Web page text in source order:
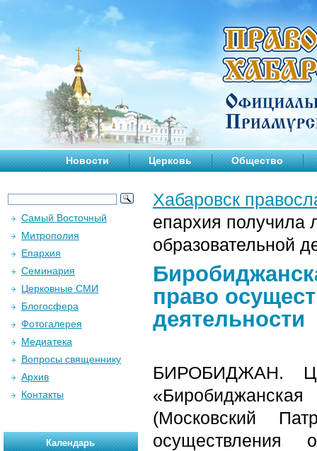
Новости Церковь Общество
Хабаровск
епархия получила
образовательной
право
деятельности
БИРОБИДЖАН.
(Московский
осуществления
Самый Восточный
Митрополия
Епархия
Семинария
Церковные СМИ
Блогосфера
Фотогалерея
Медиатека
Вопросы священнику
Архив
Контакты
Календарь